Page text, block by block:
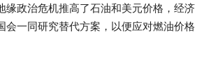
缘政治危机推高了石油和美元价格，经济
会一同研究替代方案，以便应对燃油价格